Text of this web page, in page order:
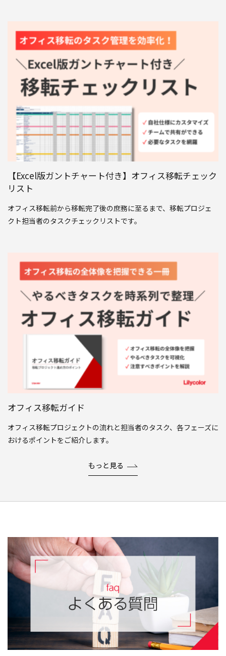
【Excel版ガントチャート付き】オフィス移転チェック
リスト
オフィス移転前から移転完了後の庶務に至るまで、移転プロジェ
クト担当者のタスクチェックリストです。
オフィス移転ガイド
オフィス移転プロジェクトの流れと担当者のタスク、各フェーズに
おけるポイントをご紹介します。
もっと見る